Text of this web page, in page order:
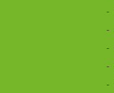
-
-
-
-
-